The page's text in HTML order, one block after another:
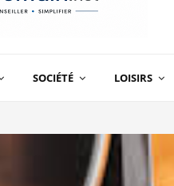
SOCIÉTÉ LOISIRS